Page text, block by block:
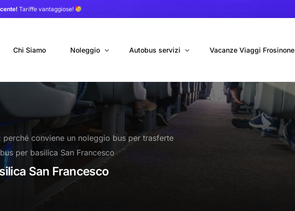
Tariffe vantaggiose!
Chi Siamo Noleggio
Autobus con conducente
Noleggio autobus Tour organizzati
Noleggio 9 Posti Online
Trasferimenti privati
Autobus servizi
Navetta Autobus da Fiumicino
Navetta Autobus da Ciampino
Autobus per Tour privati
Vacanze Viaggi Frosinone
perché conviene un noleggio bus per trasferte
bus per basilica San Francesco
San Francesco